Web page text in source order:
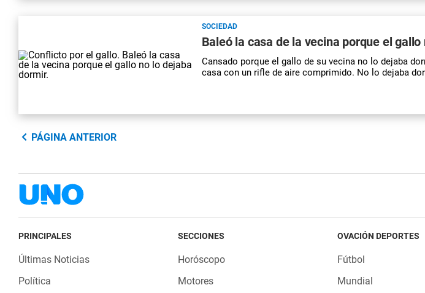
SOCIEDAD
Baleó la casa de la vecina porque el
Cansado porque el gallo de su vecina no lo dejaba
casa con un rifle de aire comprimido. No lo dejaba
PÁGINA ANTERIOR
PRINCIPALES
Últimas Noticias
Política
SECCIONES
Horóscopo
Motores
OVACIÓN DEPORTES
Fútbol
Mundial